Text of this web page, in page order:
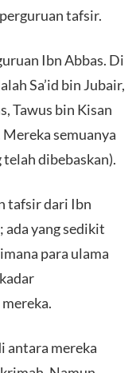
tafsir.
Ibn Abbas. Di
Sa’id bin Jubair,
Tawus bin Kisan
Mereka semuanya
telah dibebaskan).
tafsir dari Ibn
yang sedikit
para ulama
antara mereka